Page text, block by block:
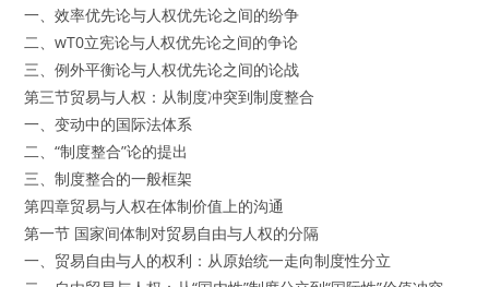
一、效率优先论与人权优先论之间的纷争
二、wT0立宪论与人权优先论之间的争论
三、例外平衡论与人权优先论之间的论战
第三节贸易与人权：从制度冲突到制度整合
一、变动中的国际法体系
二、“制度整合”论的提出
三、制度整合的一般框架
第四章贸易与人权在体制价值上的沟通
第一节 国家间体制对贸易自由与人权的分隔
一、贸易自由与人的权利：从原始统一走向制度性分立